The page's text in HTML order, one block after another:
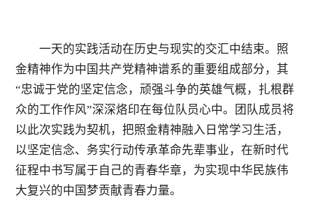
一天的实践活动在历史与现实的交汇中结束。照
金精神作为中国共产党精神谱系的重要组成部分，其
“忠诚于党的坚定信念，顽强斗争的英雄气概，扎根群
众的工作作风”深深烙印在每位队员心中。团队成员将
以此次实践为契机，把照金精神融入日常学习生活，
以坚定信念、务实行动传承革命先辈事业，在新时代
征程中书写属于自己的青春华章，为实现中华民族伟
大复兴的中国梦贡献青春力量。